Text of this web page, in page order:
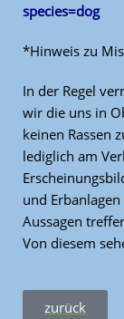
species=dog
*Hinweis zu
In der Regel
wir die uns in
keinen Rassen
lediglich am
und
Aussagen
Von diesem
zurück